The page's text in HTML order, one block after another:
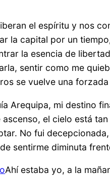
el espíritu y nos
la capital por un
la esencia de
sentir como me
se vuelve una
Arequipa, mi destino
el cielo está
No fui
sentirme diminuta
Ahí estaba yo, a la